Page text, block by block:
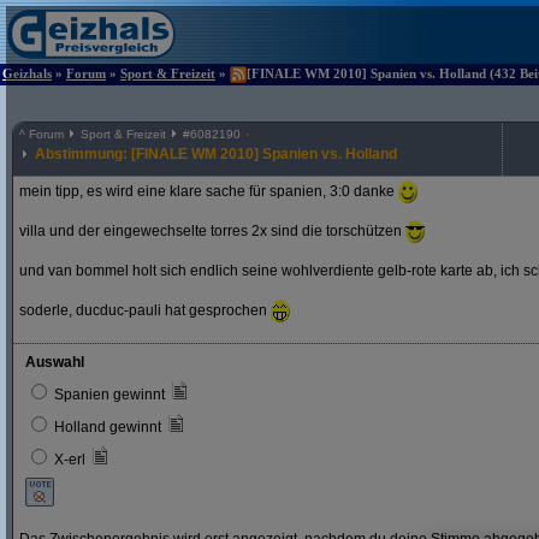
Geizhals » Forum » Sport & Freizeit » [FINALE WM 2010] Spanien vs. Holland (432
^ Forum Sport & Freizeit #6082190
Abstimmung: [FINALE WM 2010] Spanien vs. Holland
mein tipp, es wird eine klare sache für spanien, 3:0 danke
villa und der eingewechselte torres 2x sind die torschützen
und van bommel holt sich endlich seine wohlverdiente gelb-rote karte ab, ich
soderle, ducduc-pauli hat gesprochen
Auswahl
Spanien gewinnt
Holland gewinnt
X-erl